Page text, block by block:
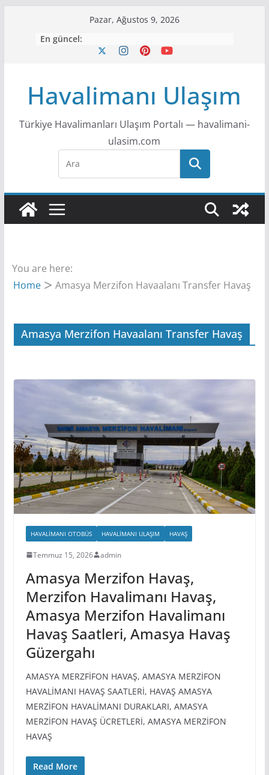
n
Pazar, Ağustos 9, 2026
En güncel:
Havalimanı Ulaşım
Türkiye Havalimanları Ulaşım Portalı — havalimani-
ulasim.com
You are here:
Home
Amasya Merzifon Havaalanı Transfer Havaş
Amasya Merzifon Havaalanı Transfer Havaş
HAVALIMANI OTOBÜS HAVALIMANI ULAŞIM HAVAŞ
Temmuz 15, 2026 admin
Amasya Merzifon Havaş,
Merzifon Havalimanı Havaş,
Amasya Merzifon Havalimanı
Havaş Saatleri, Amasya Havaş
Güzergahı
AMASYA MERZFİFON HAVAŞ, AMASYA MERZİFON
HAVALİMANI HAVAŞ SAATLERİ, HAVAŞ AMASYA
MERZİFON HAVALİMANI DURAKLARI, AMASYA
MERZİFON HAVAŞ ÜCRETLERİ, AMASYA MERZİFON
HAVAŞ
Read More